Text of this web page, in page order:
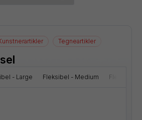
Tegneartikler
- Large Fleksibel - Medium Fleksibel -